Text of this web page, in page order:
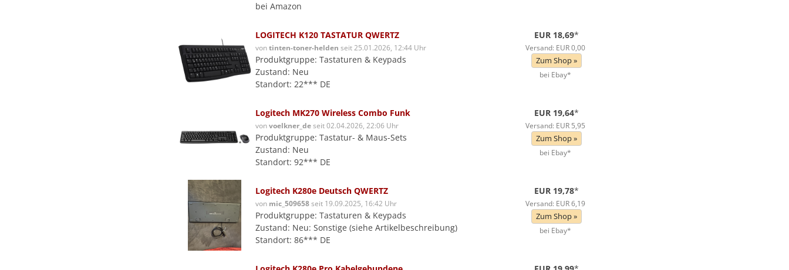
bei Amazon
LOGITECH K120 TASTATUR QWERTZ
vontinten-toner-helden seit 25.01.2026, 12:44 Uhr
Produktgruppe: Tastaturen & Keypads
Zustand: Neu
Standort: 22*** DE
EUR 18,69*
Versand: EUR 0,00
Zum Shop »
bei Ebay*
Logitech MK270 Wireless Combo Funk
vonvoelkner_deseit 02.04.2026, 22:06 Uhr
Produktgruppe: Tastatur- & Maus-Sets
Zustand: Neu
Standort: 92*** DE
EUR 19,64*
Versand: EUR 5,95
Zum Shop »
bei Ebay*
Logitech K280e Deutsch QWERTZ
von mic_509658seit 19.09.2025, 16:42 Uhr
Produktgruppe: Tastaturen & Keypads
Zustand: Neu: Sonstige (siehe Artikelbeschreibung)
Standort: 86*** DE
EUR 19,78*
Versand: EUR 6,19
Zum Shop »
bei Ebay*